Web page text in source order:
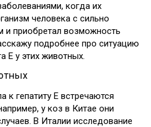
когда их
человека с сильно
и приобретал возможность
подробнее про ситуацию
Е у этих животных.
к гепатиту Е встречаются
у коз в Китае они
В Италии исследование